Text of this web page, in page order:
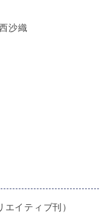
沙織
イティブ刊）